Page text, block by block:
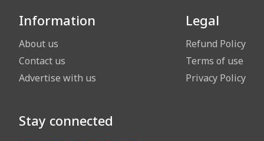
Information
About us
Contact us
Advertise with us
Legal
Refund Policy
Terms of use
Privacy Policy
Stay connected